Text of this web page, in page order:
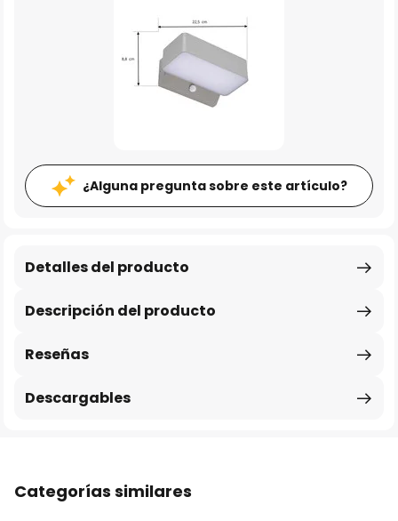
¿Alguna pregunta sobre este artículo?
Descripción del producto
Detalles del producto
Reseñas
Descargables
Categorías similares